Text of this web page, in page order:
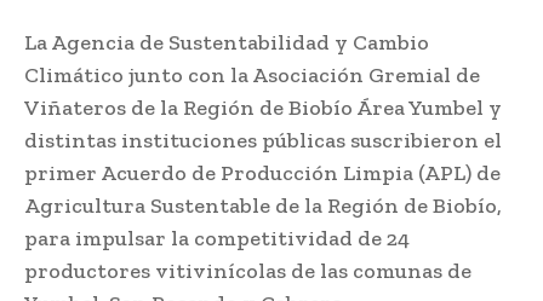
La Agencia de Sustentabilidad y Cambio
Climático junto con la Asociación Gremial de
Viñateros de la Región de Biobío Área Yumbel y
distintas instituciones públicas suscribieron el
primer Acuerdo de Producción Limpia (APL) de
Agricultura Sustentable de la Región de Biobío,
para impulsar la competitividad de 24
productores vitivinícolas de las comunas de